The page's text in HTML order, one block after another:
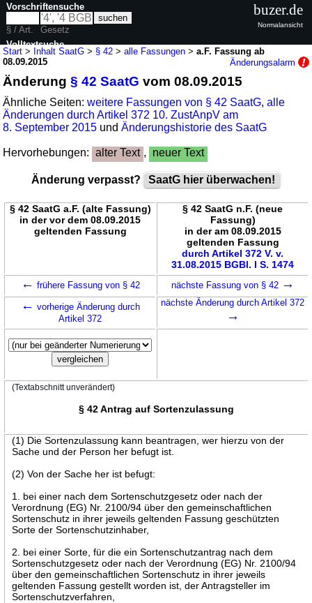
Start > Inhalt SaatG > § 42 >alle Fassungen >a.F. Fassung ab
08.09.2015
Änderungsalarm
Änderung§ 42 SaatG vom 08.09.2015
Ähnliche Seiten:weitere Fassungen von § 42 SaatG,alle
Änderungen durch Artikel 372 10. ZustAnpV am
8. September 2015 undÄnderungshistorie des SaatG
Hervorhebungen: alter Text , neuer Text
Änderung verpasst? SaatG hier überwachen!
§ 42 SaatG a.F. (alte Fassung)
in der vor dem 08.09.2015
geltenden Fassung
§ 42 SaatG n.F. (neue
Fassung)
in der am 08.09.2015
geltenden Fassung
durch Artikel 372 V. v.
31.08.2015 BGBl. I S. 1474
← frühere Fassung von § 42 nächste Fassung von § 42 →
← vorherige Änderung durch
Artikel 372
nächste Änderung durch Artikel 372
→
(Textabschnitt unverändert)
§ 42 Antrag auf Sortenzulassung
(1) Die Sortenzulassung kann beantragen, wer hierzu von der
Sache und der Person her befugt ist.
(2) Von der Sache her ist befugt:
1. bei einer nach dem Sortenschutzgesetz oder nach der
Verordnung (EG) Nr. 2100/94 über den gemeinschaftlichen
Sortenschutz in ihrer jeweils geltenden Fassung geschützten
Sorte der Sortenschutzinhaber,
2. bei einer Sorte, für die ein Sortenschutzantrag nach dem
Sortenschutzgesetz oder nach der Verordnung (EG) Nr. 2100/94
über den gemeinschaftlichen Sortenschutz in ihrer jeweils
geltenden Fassung gestellt worden ist, der Antragsteller im
Sortenschutzverfahren,
Vorschriftensuche
§ / Art.
Gesetz
Volltextsuche
buzer.de
Normalansicht